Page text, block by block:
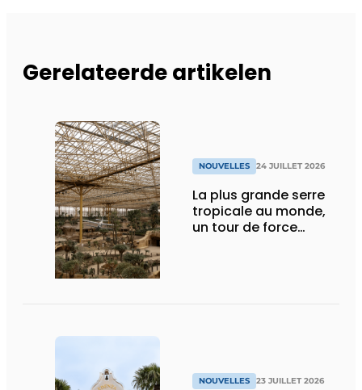
Gerelateerde artikelen
NOUVELLES 24 JUILLET 2026
La plus grande serre
tropicale au monde,
un tour de force
NOUVELLES 23 JUILLET 2026